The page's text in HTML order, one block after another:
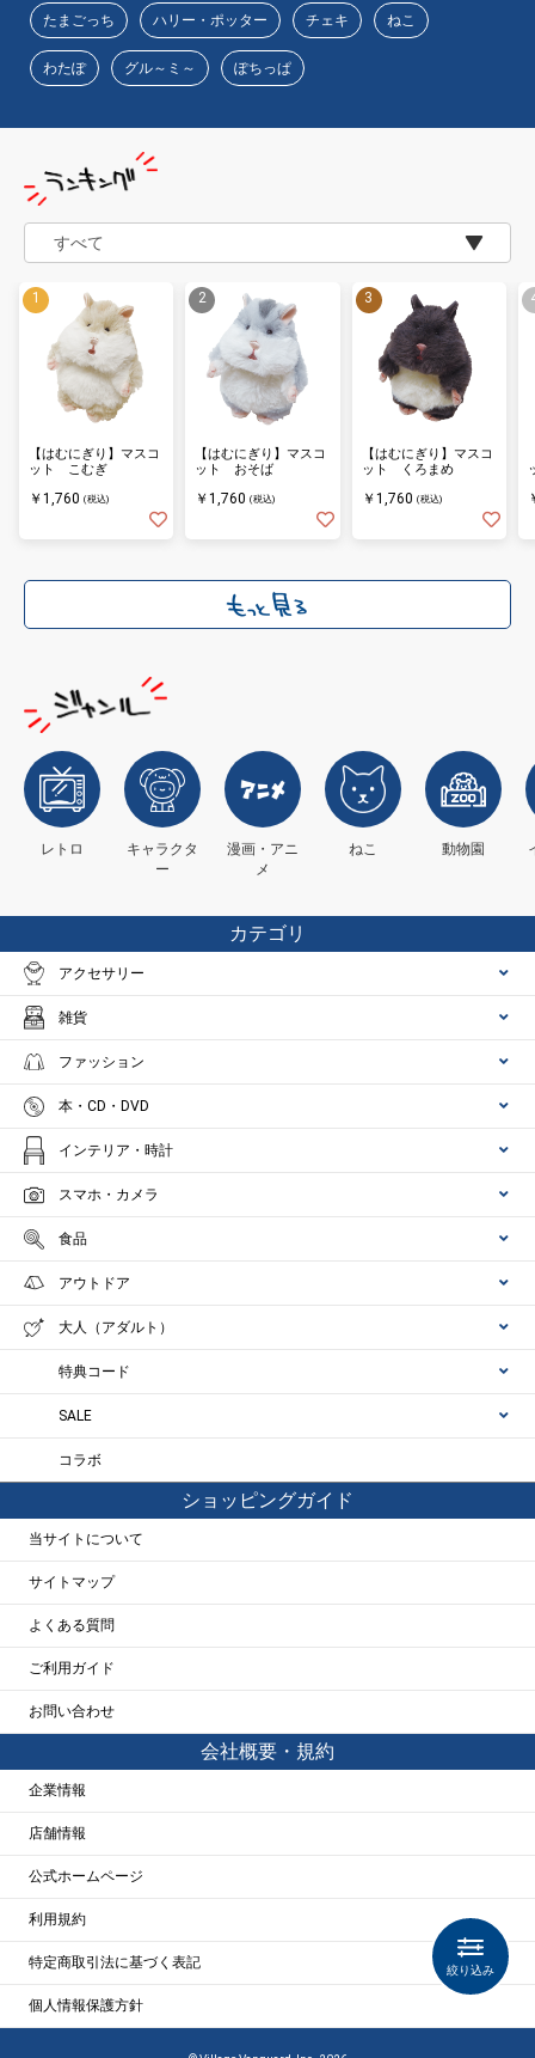
絞り込み
たまごっち ハリー・ポッター チェキ ねこ
わたぽ グル～ミ～ ぽちっぱ
【はむにぎり】マスコ
ット こむぎ
￥1,760 (税込)
【はむにぎり】マスコ
ット おそば
￥1,760 (税込)
【はむにぎり】マスコ
ット くろまめ
￥1,760 (税込)
レトロ
キャラクタ
ー
漫画・アニ
メ
ねこ 動物園
カテゴリ
アクセサリー
雑貨
ファッション
本・CD・DVD
インテリア・時計
スマホ・カメラ
食品
アウトドア
大人（アダルト）
特典コード
SALE
コラボ
ショッピングガイド
当サイトについて
サイトマップ
よくある質問
ご利用ガイド
お問い合わせ
会社概要・規約
企業情報
店舗情報
公式ホームページ
利用規約
特定商取引法に基づく表記
個人情報保護方針